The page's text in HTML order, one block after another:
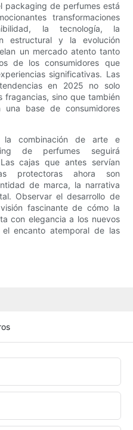
packaging de perfumes está
transformaciones
la tecnología, la
estructural y la evolución
un mercado atento tanto
de los consumidores que
significativas. Las
en 2025 no solo
sino que también
una base de consumidores
la combinación de arte e
de perfumes seguirá
cajas que antes servían
protectoras ahora son
de marca, la narrativa
Observar el desarrollo de
fascinante de cómo la
con elegancia a los nuevos
encanto atemporal de las